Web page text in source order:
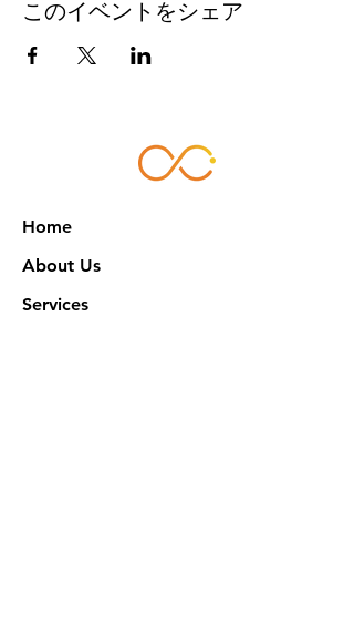
このイベントをシェア
Home
About Us
Services